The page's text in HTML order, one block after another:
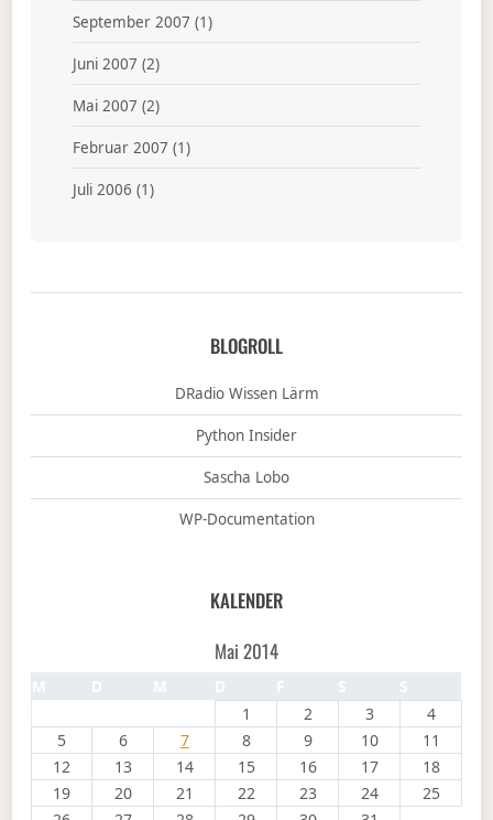
September 2007 (1)
Juni 2007 (2)
Mai 2007 (2)
Februar 2007 (1)
Juli 2006 (1)
BLOGROLL
DRadio Wissen Lärm
Python Insider
Sascha Lobo
WP-Documentation
KALENDER
Mai 2014
1 2 3
4
5
6 7 8 9 10
11
12
13 14 15 16 17
18
19
20 21 22 23 24
25